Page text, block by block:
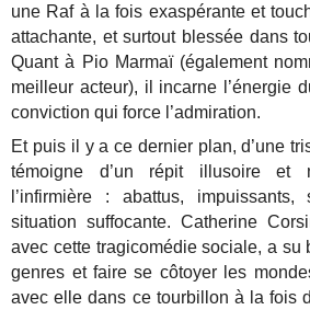
une Raf à la fois exaspérante et
attachante, et surtout blessée dans
Quant à Pio Marmaï (également
meilleur acteur), il incarne l’énergie
conviction qui force l’admiration.
Et puis il y a ce dernier plan, d’une
témoigne d’un répit illusoire et
l’infirmière : abattus,
situation suffocante. Catherine
avec cette tragicomédie sociale, a su
genres et faire se côtoyer les
avec elle dans ce tourbillon à la fois